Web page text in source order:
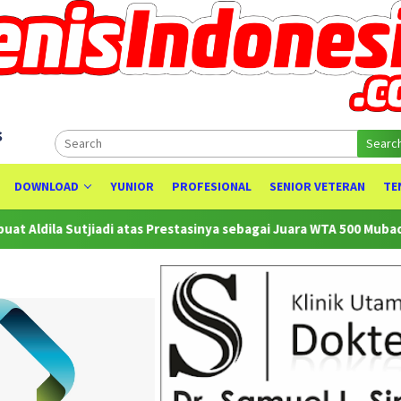
DOWNLOAD YUNIOR PROFESIONAL SENIOR VETERAN
atas Prestasinya sebagai Juara WTA 500 Mubadala Citi